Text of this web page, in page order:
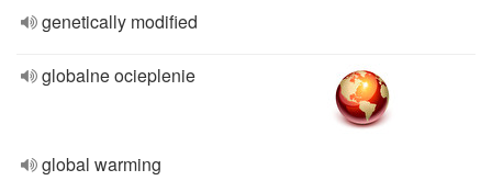
genetically modified
globalne ocieplenie
global warming